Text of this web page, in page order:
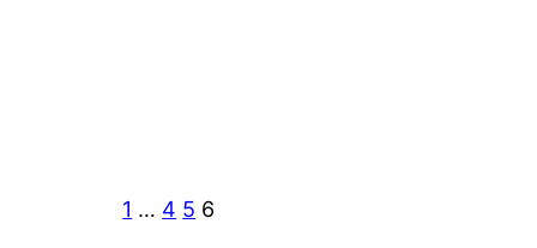
1 … 4 5 6